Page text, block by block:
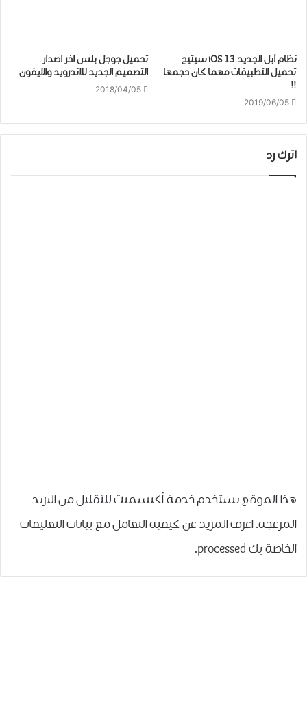
نظام آبل الجديد iOS 13 سيتيح
تحميل التطبيقات مهما كان حجمها
!!
2019/06/05
تحميل جوجل بلس اخر اصدار
التصميم الجديد للاندرويد والايفون
2018/04/05
اترك رد
هذا الموقع يستخدم خدمة أكيسميت للتقليل من البريد
المزعجة.اعرف المزيد عن كيفية التعامل مع بيانات التعليقات
الخاصة بك processed
.